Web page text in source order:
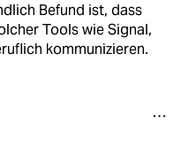
Befund ist, dass
Tools wie Signal,
kommunizieren.